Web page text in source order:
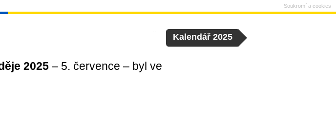
2025 – 5. července – byl ve
Kalendář 2025
Soukromí a cookies